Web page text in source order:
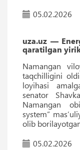
05.02.2026
uza.uz —
qaratilgan
Namangan
taqchilligini
loyihasi
senator
Namangan
system”
olib
05.02.2026